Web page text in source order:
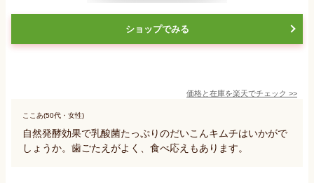
ショップでみる
価格と在庫を楽天でチェック >>
ここあ(50代・女性)
自然発酵効果で乳酸菌たっぷりのだいこんキムチはいかがで
しょうか。歯ごたえがよく、食べ応えもあります。